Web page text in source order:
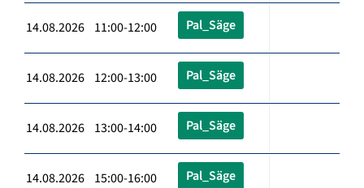
14.08.2026 11:00-12:00 Pal_Säge
14.08.2026 12:00-13:00 Pal_Säge
14.08.2026 13:00-14:00 Pal_Säge
14.08.2026 15:00-16:00 Pal_Säge